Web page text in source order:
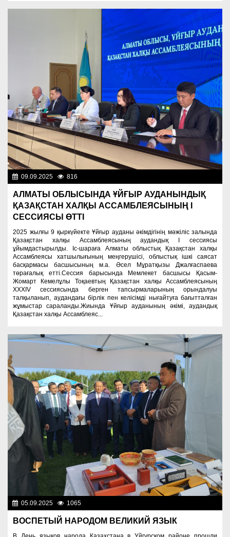
09.09.2025 816
АЛМАТЫ ОБЛЫСЫНДА ҰЙҒЫР АУДАНЫНДЫҚ
ҚАЗАҚСТАН ХАЛҚЫ АССАМБЛЕЯСЫНЫҢ І
СЕССИЯСЫ ӨТТІ
2025 жылғы 9 қыркүйекте Ұйғыр ауданы әкімдігінің мәжіліс залында
Қазақстан халқы Ассамблеясының аудандық І сессиясы
ұйымдастырылды. Іс-шараға Алматы облыстық Қазақстан халқы
Ассамблеясы хатшылығының меңгерушісі, облыстық ішкі саясат
басқармасы басшысының м.а. Әсел Мұратқызы Джалғаспаева
төрағалық етті.Сессия барысында Мемлекет басшысы Қасым-
Жомарт Кемелұлы Тоқаевтың Қазақстан халқы Ассамблеясының
ХХХІV сессиясында берген тапсырмаларының орындалуы
талқыланып, аудандағы бірлік пен келісімді нығайтуға бағытталған
жұмыстар сараланды.Жиында Ұйғыр ауданының әкімі, аудандық
Қазақстан халқы Ассамблеяс...
05.09.2025 1065
ВОСПЕТЫЙ НАРОДОМ ВЕЛИКИЙ ЯЗЫК